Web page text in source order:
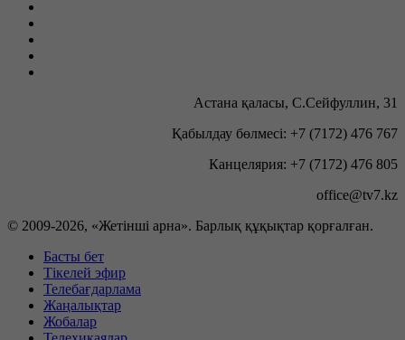
Астана қаласы, С.Сейфуллин, 31
Қабылдау бөлмесі: +7 (7172) 476 767
Канцелярия: +7 (7172) 476 805
office@tv7.kz
© 2009-2026, «Жетінші арна». Барлық құқықтар қорғалған.
Басты бет
Тікелей эфир
Телебағдарлама
Жаңалықтар
Жобалар